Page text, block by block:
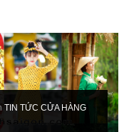
TIN TỨC CỬA HÀNG